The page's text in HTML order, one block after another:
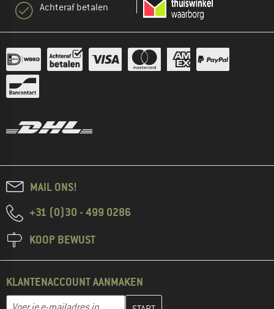
Achteraf betalen
MAIL ONS!
+31 (0)30 - 499 0286
KOOP BEWUST
KLANTENACCOUNT AANMAKEN
E-mailadres
Vul je e-mailadres hier in en maak in de volgende stap je